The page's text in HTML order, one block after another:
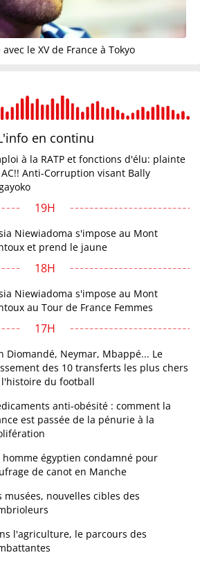
le XV de France à Tokyo
en continu
à la RATP et fonctions d'élu: plainte
Anti-Corruption visant Bally
19H
Niewiadoma s'impose au Mont
et prend le jaune
18H
Niewiadoma s'impose au Mont
au Tour de France Femmes
17H
Diomandé, Neymar, Mbappé... Le
des 10 transferts les plus chers
du football
anti-obésité : comment la
est passée de la pénurie à la
homme égyptien condamné pour
de canot en Manche
musées, nouvelles cibles des
l'agriculture, le parcours des